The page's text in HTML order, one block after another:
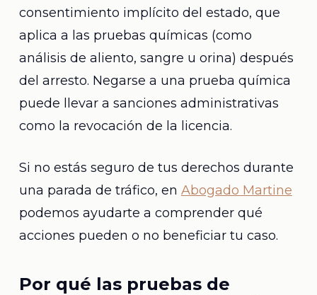
consentimiento implícito del estado, que
aplica a las pruebas químicas (como
análisis de aliento, sangre u orina) después
del arresto. Negarse a una prueba química
puede llevar a sanciones administrativas
como la revocación de la licencia.
Si no estás seguro de tus derechos durante
una parada de tráfico, en Abogado Martine
podemos ayudarte a comprender qué
acciones pueden o no beneficiar tu caso.
Por qué las pruebas de